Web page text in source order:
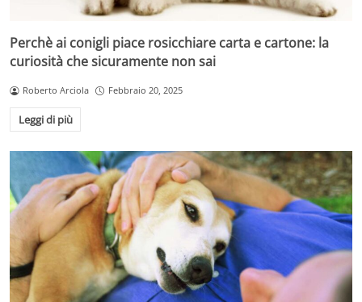
Perchè ai conigli piace rosicchiare carta e cartone: la
curiosità che sicuramente non sai
Roberto Arciola Febbraio 20, 2025
Leggi di più